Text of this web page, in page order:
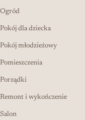
Ogród
Pokój dla dziecka
Pokój młodzieżowy
Pomieszczenia
Porządki
Remont i wykończenie
Salon